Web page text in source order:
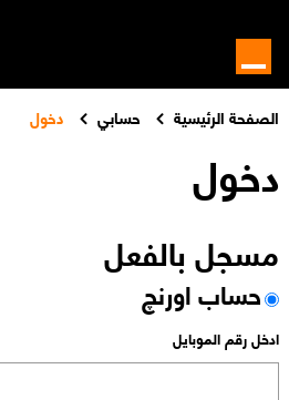
الصفحة الرئيسية حسابي دخول
دخول
مسجل بالفعل
حساب اورنچ
ادخل رقم الموبايل